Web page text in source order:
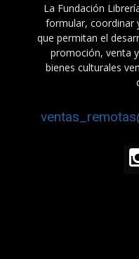
La Fundación
formular, coordinar
que permitan el
promoción, venta
bienes culturales